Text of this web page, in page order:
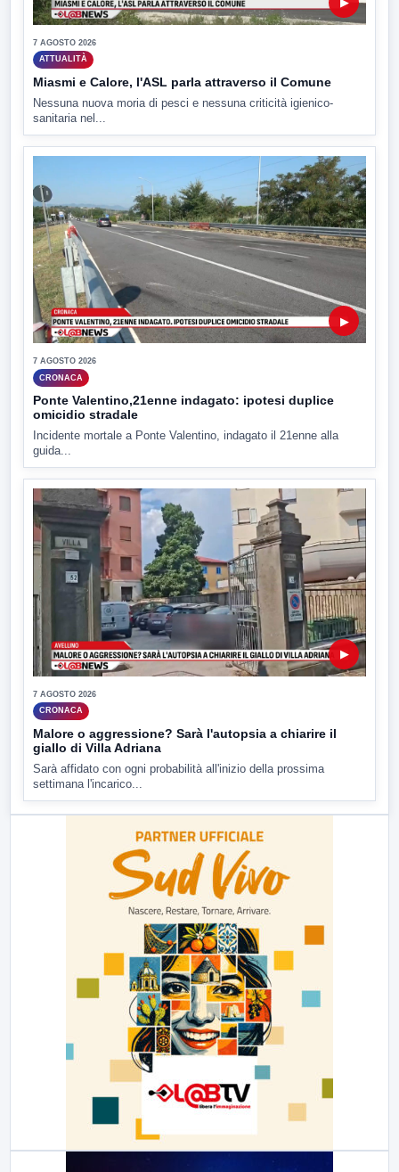
7 AGOSTO 2026
ATTUALITÀ
Miasmi e Calore, l'ASL parla attraverso il Comune
Nessuna nuova moria di pesci e nessuna criticità igienico-
sanitaria nel...
▶
7 AGOSTO 2026
CRONACA
Ponte Valentino,21enne indagato: ipotesi duplice
omicidio stradale
Incidente mortale a Ponte Valentino, indagato il 21enne alla
guida...
▶
7 AGOSTO 2026
CRONACA
Malore o aggressione? Sarà l'autopsia a chiarire il
giallo di Villa Adriana
Sarà affidato con ogni probabilità all'inizio della prossima
settimana l'incarico...